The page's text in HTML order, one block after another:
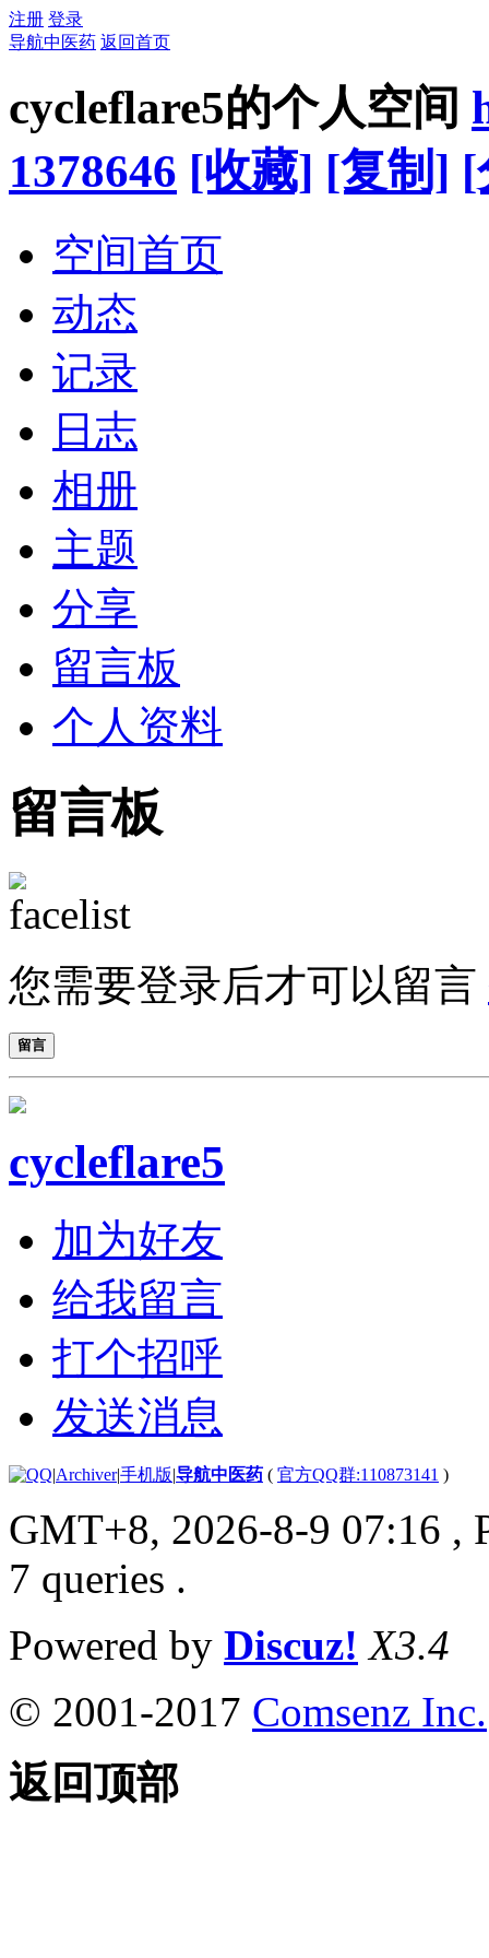
注册 登录
导航中医药 返回首页
cycleflare5的个人空间
1378646 [收藏] [复制] [
空间首页
动态
记录
日志
相册
主题
分享
留言板
个人资料
留言板
您需要登录后才可以留言
留言
cycleflare5
加为好友
给我留言
打个招呼
发送消息
|Archiver|手机版|导航中医药 ( 官方QQ群:110873141 )
GMT+8, 2026-8-9 07:16 ,
7 queries .
Powered by Discuz! X3.4
© 2001-2017 Comsenz Inc.
返回顶部